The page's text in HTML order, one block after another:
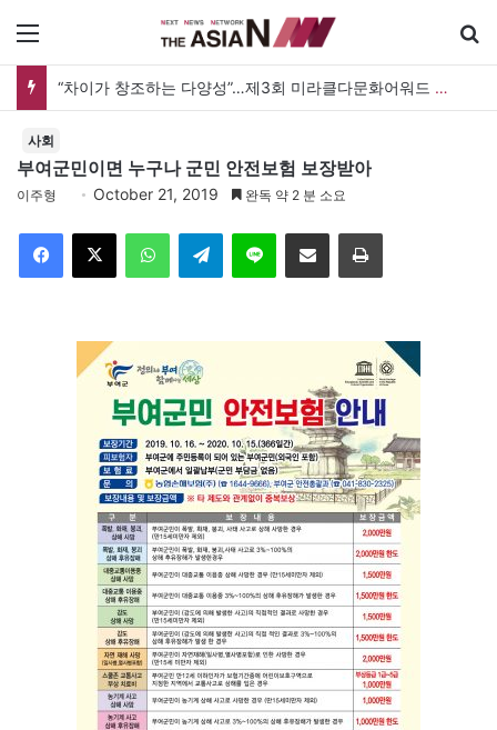
“차이가 창조하는 다양성”…제3회 미라클다문화어워드 시상식
사회
부여군민이면 누구나 군민 안전보험 보장받아
이주형 October 21, 2019 완독 약 2 분 소요
Telegram 이메일